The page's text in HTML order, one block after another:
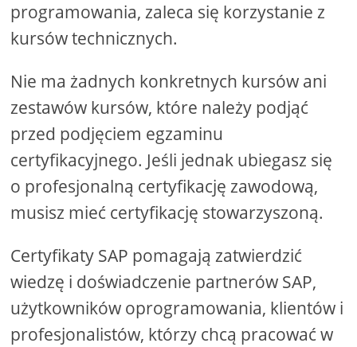
programowania, zaleca się korzystanie z
kursów technicznych.
Nie ma żadnych konkretnych kursów ani
zestawów kursów, które należy podjąć
przed podjęciem egzaminu
certyfikacyjnego. Jeśli jednak ubiegasz się
o profesjonalną certyfikację zawodową,
musisz mieć certyfikację stowarzyszoną.
Certyfikaty SAP pomagają zatwierdzić
wiedzę i doświadczenie partnerów SAP,
użytkowników oprogramowania, klientów i
profesjonalistów, którzy chcą pracować w